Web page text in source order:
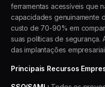
ferramentas acessíveis que
capacidades genuinamente
custo de 70-90% em
suas políticas de segurança.
das implantações
Principais Recursos